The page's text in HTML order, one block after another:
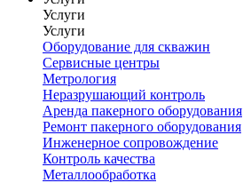
Услуги
Услуги
Оборудование для скважин
Сервисные центры
Метрология
Неразрушающий контроль
Аренда пакерного оборудования
Ремонт пакерного оборудования
Инженерное сопровождение
Контроль качества
Металлообработка